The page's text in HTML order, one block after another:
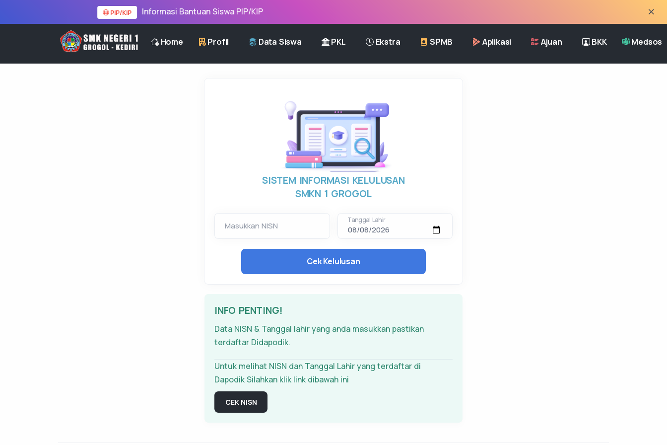
PIP/KIP Informasi Bantuan Siswa PIP/KIP
Home Profil Data Siswa PKL Ekstra SPMB Aplikasi Ajuan BKK Medsos
SISTEM INFORMASI KELULUSAN
SMKN 1 GROGOL
Masukkan NISN
Tanggal Lahir
Cek Kelulusan
INFO PENTING!
Data NISN & Tanggal lahir yang anda masukkan pastikan
terdaftar Didapodik.
Untuk melihat NISN dan Tanggal Lahir yang terdaftar di
Dapodik Silahkan klik link dibawah ini
CEK NISN